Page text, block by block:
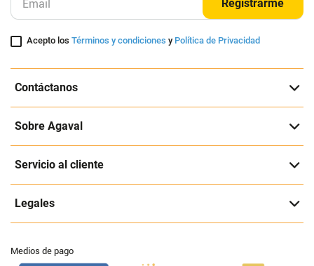
Registrarme
Acepto losTérminos y condiciones y Política de Privacidad
Contáctanos
Sobre Agaval
Servicio al cliente
Legales
Medios de pago